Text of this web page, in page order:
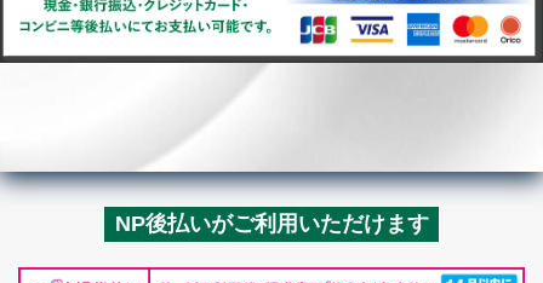
NP後払いがご利用いただけます